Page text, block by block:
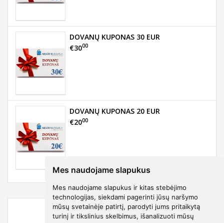
Mes naudojame slapukus
Mes naudojame slapukus ir kitas stebėjimo
technologijas, siekdami pagerinti jūsų naršymo
mūsų svetainėje patirtį, parodyti jums pritaikytą
turinį ir tikslinius skelbimus, išanalizuoti mūsų
DOVANŲ KUPONAS 30 EUR
€3000
DOVANŲ KUPONAS 20 EUR
€2000